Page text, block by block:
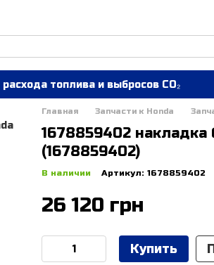
топлива и выбросов CO₂
Главная Запчасти к Honda
1678859402
(1678859402)
В наличии Артикул: 1678859402
26 120 грн
Купить